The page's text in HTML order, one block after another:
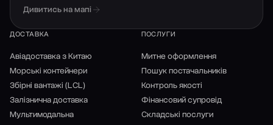
Дивитись на мапі
ДОСТАВКА
Авіадоставка з Китаю
Морські контейнери
Збірні вантажі (LCL)
Залізнична доставка
Мультимодальна
ПОСЛУГИ
Митне оформлення
Пошук постачальників
Контроль якості
Фінансовий супровід
Складські послуги